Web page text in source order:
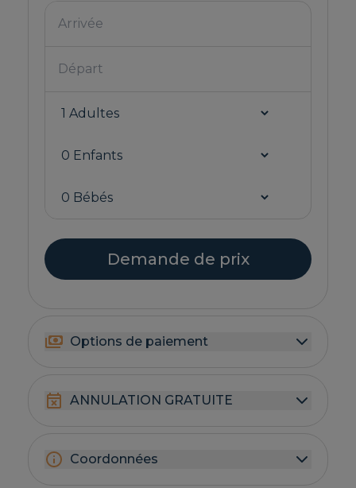
Demande de prix
Options de paiement
ANNULATION GRATUITE
Coordonnées